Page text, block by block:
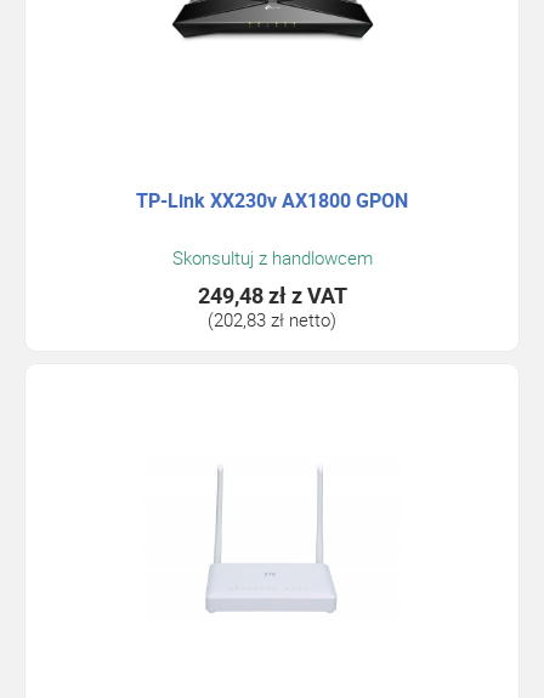
TP-Link XX230v AX1800 GPON
Skonsultuj z handlowcem
249,48 złz VAT
(202,83 zł netto)